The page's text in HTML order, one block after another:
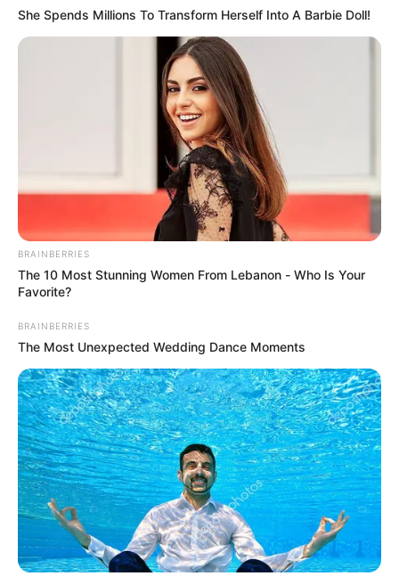
tramos
BASURAS
Basuras enredadas:
Distrito anuncia plan de
choque tras portazo de la
CRA
PAVIMENTACIÓN
Veintidós empresas
CONCHA ACÚSTICA GARZÓN
Y COLLAZOS
Concha Acústica y
Centenario de Ibagué pasa
de 27 a 7 mil millones de
pesos
SEGUNDA LÍNEA DEL METRO
DE BOGOTÁ
She Spends Millions To Transform Herself Into A Barbie Doll!
BRAINBERRIES
The 10 Most Stunning Women From Lebanon - Who Is Your
Favorite?
BRAINBERRIES
The Most Unexpected Wedding Dance Moments